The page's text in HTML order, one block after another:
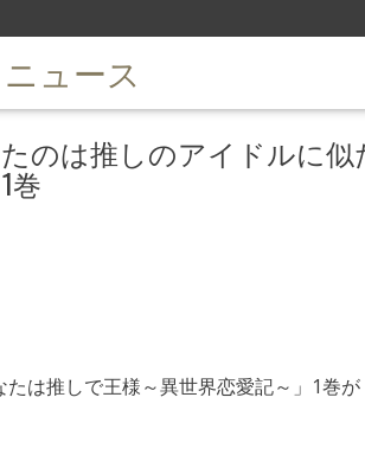
ュース
のは推しのアイドルに
巻
たは推しで王様～異世界恋愛記～」1巻が